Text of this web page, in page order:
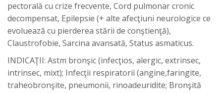
pectorală cu crize frecvente, Cord pulmonar cronic
decompensat, Epilepsie (+ alte afecţiuni neurologice ce
evoluează cu pierderea stării de conştienţă),
Claustrofobie, Sarcina avansată, Status asmaticus.
INDICAŢII: Astm bronşic (infecţios, alergic, extrinsec,
intrinsec, mixt); Infecţii respiratorii (angine,faringite,
traheobronşite, pneumonii, rinoadeuridite; Bronşită